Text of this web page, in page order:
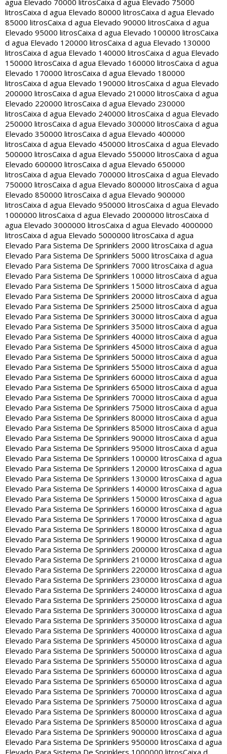
agua Elevado 70000 litrosCaixa d agua Elevado 75000
litrosCaixa d agua Elevado 80000 litrosCaixa d agua Elevado
85000 litrosCaixa d agua Elevado 90000 litrosCaixa d agua
Elevado 95000 litrosCaixa d agua Elevado 100000 litrosCaixa
d agua Elevado 120000 litrosCaixa d agua Elevado 130000
litrosCaixa d agua Elevado 140000 litrosCaixa d agua Elevado
150000 litrosCaixa d agua Elevado 160000 litrosCaixa d agua
Elevado 170000 litrosCaixa d agua Elevado 180000
litrosCaixa d agua Elevado 190000 litrosCaixa d agua Elevado
200000 litrosCaixa d agua Elevado 210000 litrosCaixa d agua
Elevado 220000 litrosCaixa d agua Elevado 230000
litrosCaixa d agua Elevado 240000 litrosCaixa d agua Elevado
250000 litrosCaixa d agua Elevado 300000 litrosCaixa d agua
Elevado 350000 litrosCaixa d agua Elevado 400000
litrosCaixa d agua Elevado 450000 litrosCaixa d agua Elevado
500000 litrosCaixa d agua Elevado 550000 litrosCaixa d agua
Elevado 600000 litrosCaixa d agua Elevado 650000
litrosCaixa d agua Elevado 700000 litrosCaixa d agua Elevado
750000 litrosCaixa d agua Elevado 800000 litrosCaixa d agua
Elevado 850000 litrosCaixa d agua Elevado 900000
litrosCaixa d agua Elevado 950000 litrosCaixa d agua Elevado
1000000 litrosCaixa d agua Elevado 2000000 litrosCaixa d
agua Elevado 3000000 litrosCaixa d agua Elevado 4000000
litrosCaixa d agua Elevado 5000000 litrosCaixa d agua
Elevado Para Sistema De Sprinklers 2000 litrosCaixa d agua
Elevado Para Sistema De Sprinklers 5000 litrosCaixa d agua
Elevado Para Sistema De Sprinklers 7000 litrosCaixa d agua
Elevado Para Sistema De Sprinklers 10000 litrosCaixa d agua
Elevado Para Sistema De Sprinklers 15000 litrosCaixa d agua
Elevado Para Sistema De Sprinklers 20000 litrosCaixa d agua
Elevado Para Sistema De Sprinklers 25000 litrosCaixa d agua
Elevado Para Sistema De Sprinklers 30000 litrosCaixa d agua
Elevado Para Sistema De Sprinklers 35000 litrosCaixa d agua
Elevado Para Sistema De Sprinklers 40000 litrosCaixa d agua
Elevado Para Sistema De Sprinklers 45000 litrosCaixa d agua
Elevado Para Sistema De Sprinklers 50000 litrosCaixa d agua
Elevado Para Sistema De Sprinklers 55000 litrosCaixa d agua
Elevado Para Sistema De Sprinklers 60000 litrosCaixa d agua
Elevado Para Sistema De Sprinklers 65000 litrosCaixa d agua
Elevado Para Sistema De Sprinklers 70000 litrosCaixa d agua
Elevado Para Sistema De Sprinklers 75000 litrosCaixa d agua
Elevado Para Sistema De Sprinklers 80000 litrosCaixa d agua
Elevado Para Sistema De Sprinklers 85000 litrosCaixa d agua
Elevado Para Sistema De Sprinklers 90000 litrosCaixa d agua
Elevado Para Sistema De Sprinklers 95000 litrosCaixa d agua
Elevado Para Sistema De Sprinklers 100000 litrosCaixa d agua
Elevado Para Sistema De Sprinklers 120000 litrosCaixa d agua
Elevado Para Sistema De Sprinklers 130000 litrosCaixa d agua
Elevado Para Sistema De Sprinklers 140000 litrosCaixa d agua
Elevado Para Sistema De Sprinklers 150000 litrosCaixa d agua
Elevado Para Sistema De Sprinklers 160000 litrosCaixa d agua
Elevado Para Sistema De Sprinklers 170000 litrosCaixa d agua
Elevado Para Sistema De Sprinklers 180000 litrosCaixa d agua
Elevado Para Sistema De Sprinklers 190000 litrosCaixa d agua
Elevado Para Sistema De Sprinklers 200000 litrosCaixa d agua
Elevado Para Sistema De Sprinklers 210000 litrosCaixa d agua
Elevado Para Sistema De Sprinklers 220000 litrosCaixa d agua
Elevado Para Sistema De Sprinklers 230000 litrosCaixa d agua
Elevado Para Sistema De Sprinklers 240000 litrosCaixa d agua
Elevado Para Sistema De Sprinklers 250000 litrosCaixa d agua
Elevado Para Sistema De Sprinklers 300000 litrosCaixa d agua
Elevado Para Sistema De Sprinklers 350000 litrosCaixa d agua
Elevado Para Sistema De Sprinklers 400000 litrosCaixa d agua
Elevado Para Sistema De Sprinklers 450000 litrosCaixa d agua
Elevado Para Sistema De Sprinklers 500000 litrosCaixa d agua
Elevado Para Sistema De Sprinklers 550000 litrosCaixa d agua
Elevado Para Sistema De Sprinklers 600000 litrosCaixa d agua
Elevado Para Sistema De Sprinklers 650000 litrosCaixa d agua
Elevado Para Sistema De Sprinklers 700000 litrosCaixa d agua
Elevado Para Sistema De Sprinklers 750000 litrosCaixa d agua
Elevado Para Sistema De Sprinklers 800000 litrosCaixa d agua
Elevado Para Sistema De Sprinklers 850000 litrosCaixa d agua
Elevado Para Sistema De Sprinklers 900000 litrosCaixa d agua
Elevado Para Sistema De Sprinklers 950000 litrosCaixa d agua